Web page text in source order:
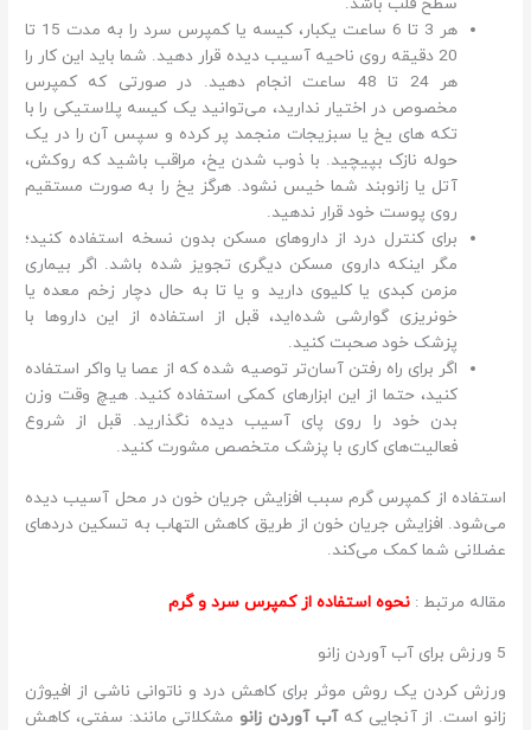
هر 3 تا 6 ساعت یکبار، کیسه یا کمپرس سرد را به مدت 15 تا
20 دقیقه روی ناحیه آسیب دیده قرار دهید. شما باید این کار را
هر 24 تا 48 ساعت انجام دهید. در صورتی که کمپرس
مخصوص در اختیار ندارید، می‌توانید یک کیسه پلاستیکی را با
تکه های یخ یا سبزیجات منجمد پر کرده و سپس آن را در یک
حوله نازک بپیچید. با ذوب شدن یخ، مراقب باشید که روکش،
آتل یا زانوبند شما خیس نشود. هرگز یخ را به صورت مستقیم
روی پوست خود قرار ندهید.
برای کنترل درد از داروهای مسکن بدون نسخه استفاده کنید؛
مگر اینکه داروی مسکن دیگری تجویز شده باشد. اگر بیماری
مزمن کبدی یا کلیوی دارید و یا تا به حال دچار زخم معده یا
خونریزی گوارشی شده‌اید، قبل از استفاده از این داروها با
پزشک خود صحبت کنید.
اگر برای راه رفتن آسان‌تر توصیه شده که از عصا یا واکر استفاده
کنید، حتما از این ابزارهای کمکی استفاده کنید. هیچ وقت وزن
بدن خود را روی پای آسیب دیده نگذارید. قبل از شروع
فعالیت‌های کاری با پزشک متخصص مشورت کنید.
استفاده از کمپرس گرم سبب افزایش جریان خون در محل آسیب دیده
می‌شود. افزایش جریان خون از طریق کاهش التهاب به تسکین دردهای
عضلانی شما کمک می‌کند.
مقاله مرتبط :نحوه استفاده از کمپرس سرد و گرم
5 ورزش برای آب آوردن زانو
ورزش کردن یک روش موثر برای کاهش درد و ناتوانی ناشی از افیوژن
زانو است. از آنجایی کهآب آوردن زانو مشکلاتی مانند: سفتی، کاهش